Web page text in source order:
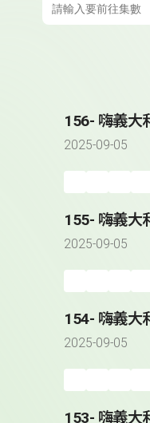
156- 嗨義大
2025-09-05
155- 嗨義大
2025-09-05
154- 嗨義大
2025-09-05
153- 嗨義大